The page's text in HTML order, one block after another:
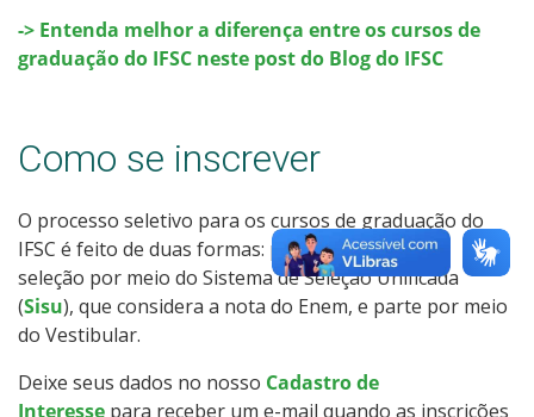
Inscrições e acompanhamento
Provas e Gabaritos
Estatísticas dos Processos Seletivos
Cadastro de interesse
-> Entenda melhor a diferença entre os cursos de
graduação do IFSC neste post do Blog do IFSC
Como se inscrever
O processo seletivo para os cursos de graduação do
IFSC é feito de duas formas: parte das vagas tem
seleção por meio do Sistema de Seleção Unificada
(Sisu), que considera a nota do Enem, e parte por meio
do Vestibular.
Deixe seus dados no nosso Cadastro de
Interesse para receber um e-mail quando as inscrições